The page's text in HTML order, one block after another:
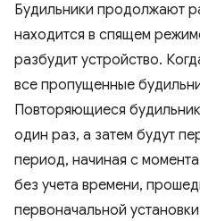
Будильники продолжают
находится в спящем
разбудит устройство.
все пропущенные
Повторяющиеся
один раз, а затем будут
период, начиная с
без учета времени,
первоначальной